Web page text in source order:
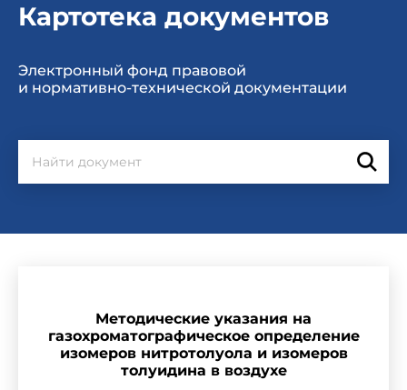
Картотека документов
Электронный фонд правовой
и нормативно-технической документации
Методические указания на
газохроматографическое определение
изомеров нитротолуола и изомеров
толуидина в воздухе